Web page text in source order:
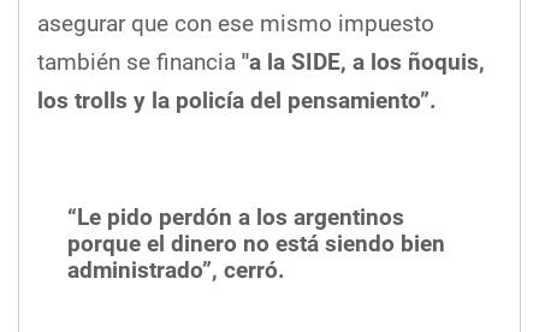
asegurar que con ese mismo impuesto
también se financia "a la SIDE, a los ñoquis,
los trolls y la policía del pensamiento”.
“Le pido perdón a los argentinos
porque el dinero no está siendo bien
administrado”, cerró.